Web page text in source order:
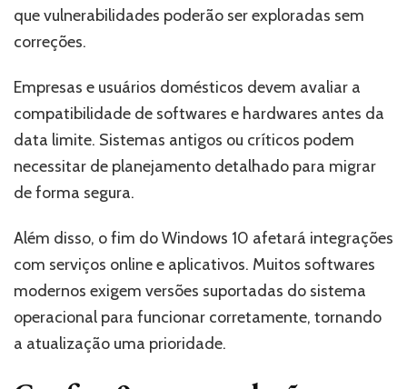
que vulnerabilidades poderão ser exploradas sem
correções.
Empresas e usuários domésticos devem avaliar a
compatibilidade de softwares e hardwares antes da
data limite. Sistemas antigos ou críticos podem
necessitar de planejamento detalhado para migrar
de forma segura.
Além disso, o fim do Windows 10 afetará integrações
com serviços online e aplicativos. Muitos softwares
modernos exigem versões suportadas do sistema
operacional para funcionar corretamente, tornando
a atualização uma prioridade.